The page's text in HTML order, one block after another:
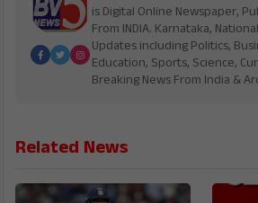
is Digital Online Newspaper,
From INDIA. Karnataka,
Updates including Politics,
Education, Sports, Science,
Breaking News From India &
Related News